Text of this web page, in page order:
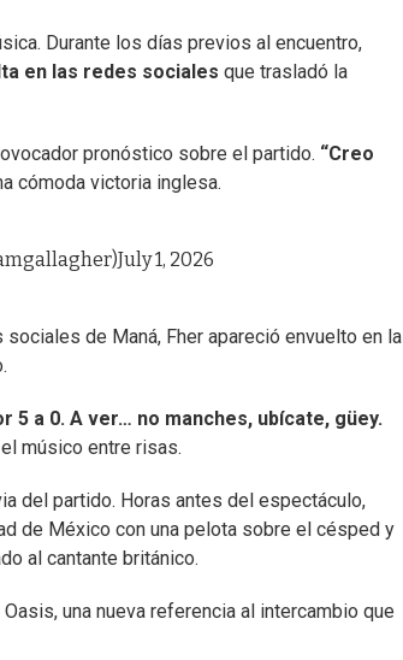
Durante los días previos al encuentro,
en las redes sociales que trasladó la
pronóstico sobre el partido. “Creo
cómoda victoria inglesa.
July 1, 2026
de Maná, Fher apareció envuelto en la
5 a 0. A ver… no manches, ubícate, güey.
el músico entre risas.
del partido. Horas antes del espectáculo,
de México con una pelota sobre el césped y
al cantante británico.
una nueva referencia al intercambio que